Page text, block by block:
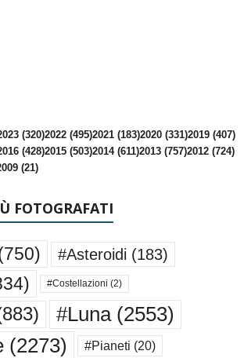
(320)2022 (495)2021 (183)2020 (331)2019 (407)
(428)2015 (503)2014 (611)2013 (757)2012 (724)
(21)
FOTOGRAFATI
#Asteroidi (183)
#Costellazioni (2)
#Luna(2553)
(2273) #Pianeti (20)